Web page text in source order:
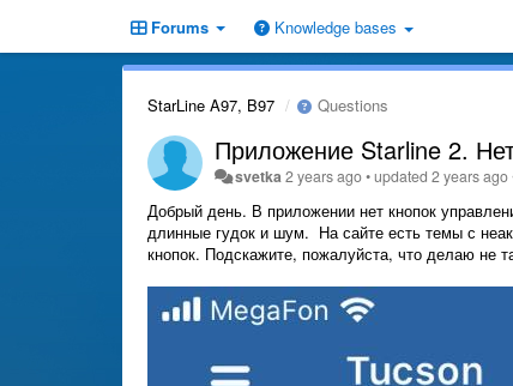
Forums Knowledge bases
StarLine A97, B97 Questions
Приложение Starline 2.
svetka2 years ago•updated2 years ago
Добрый день. В приложении нет кнопок
длинные гудок и шум. На сайте есть темы с
кнопок. Подскажите, пожалуйста, что делаю не